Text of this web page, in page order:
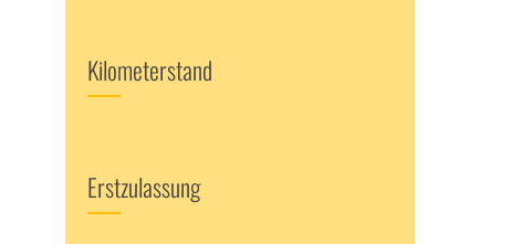
Kilometerstand
Erstzulassung